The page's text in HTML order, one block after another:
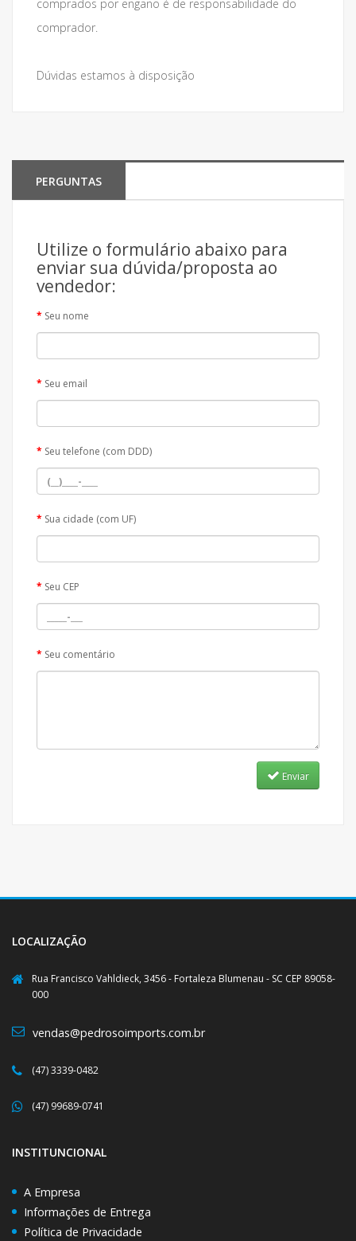
comprados por engano é de responsabilidade do
comprador.
Dúvidas estamos à disposição
PERGUNTAS
Utilize o formulário abaixo para
enviar sua dúvida/proposta ao
vendedor:
Seu nome
Seu email
Seu telefone (com DDD)
Sua cidade (com UF)
Seu CEP
Seu comentário
Enviar
LOCALIZAÇÃO
Rua Francisco Vahldieck, 3456 - Fortaleza Blumenau - SC CEP 89058-
000
vendas@pedrosoimports.com.br
(47) 3339-0482
(47) 99689-0741
INSTITUNCIONAL
A Empresa
Informações de Entrega
Política de Privacidade